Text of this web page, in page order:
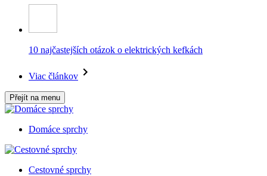
10 najčastejších otázok o elektrických kefkách
Viac článkov
Přejít na menu
Domáce sprchy
Cestovné sprchy